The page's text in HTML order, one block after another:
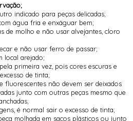
indicado para peças delicadas;
água fria e enxáguar bem;
de molho e não usar alvejantes, cloro
e não usar ferro de passar;
local arejado;
primeira vez, pois cores escuras e
de tinta;
fluorescentes não devem ser deixados
junto com outras peças mesmo que
é normal sair o excesso de tinta;
molhada em sacos plásticos ou junto